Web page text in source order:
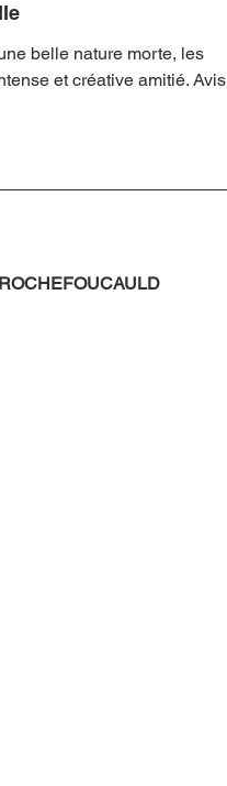
belle nature morte, les
et créative amitié. Avis